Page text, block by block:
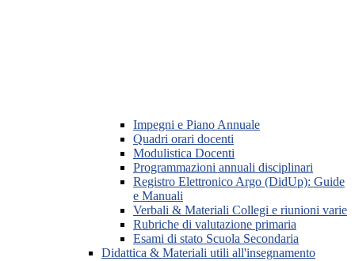
Impegni e Piano Annuale
Quadri orari docenti
Modulistica Docenti
Programmazioni annuali disciplinari
Registro Elettronico Argo (DidUp): Guide
e Manuali
Verbali & Materiali Collegi e riunioni varie
Rubriche di valutazione primaria
Esami di stato Scuola Secondaria
Didattica & Materiali utili all'insegnamento